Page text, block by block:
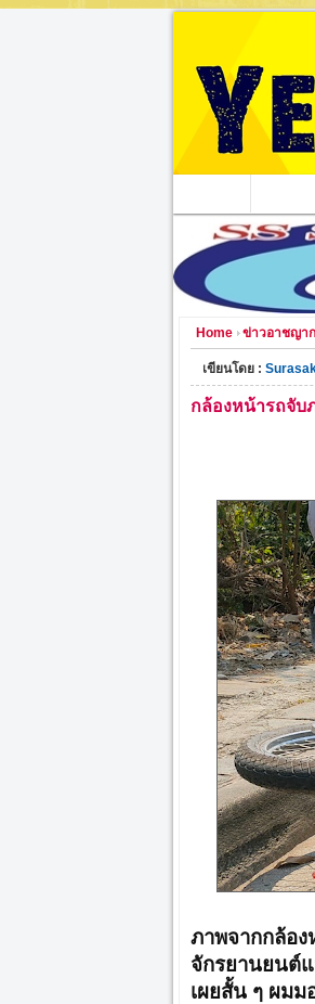
Home ข่าวอาชญา
เขียนโดย :
กล้องหน้ารถจับ
ภาพจากกล้อ
จักรยานยนต์
เผยสั้น ๆ ผมม